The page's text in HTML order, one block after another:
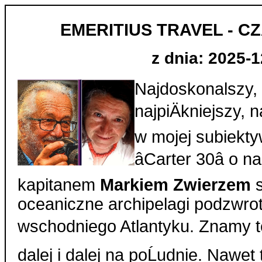
EMERITIUS TRAVEL -
z dnia: 2025-
najpiÄkniejszy,
w mojej
âCarter 30â o
kapitanem Markiem Zwierzem
oceaniczne archipelagi
wschodniego Atlantyku. Znamy
dalej i dalej na poĹudnie. Nawet